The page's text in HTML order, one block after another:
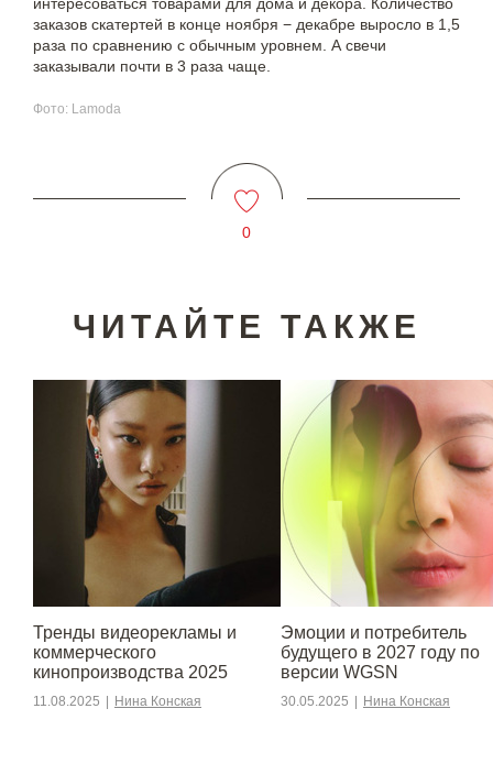
заказов скатертей в конце ноября − декабре выросло в 1,5
раза по сравнению с обычным уровнем. А свечи
заказывали почти в 3 раза чаще.
Фото: Lamoda
0
ЧИТАЙТЕ ТАКЖЕ
Тренды видеорекламы и
коммерческого
кинопроизводства 2025
11.08.2025 | Нина Конская
Эмоции и потребитель
будущего в 2027 году по
версии WGSN
30.05.2025 | Нина Конская